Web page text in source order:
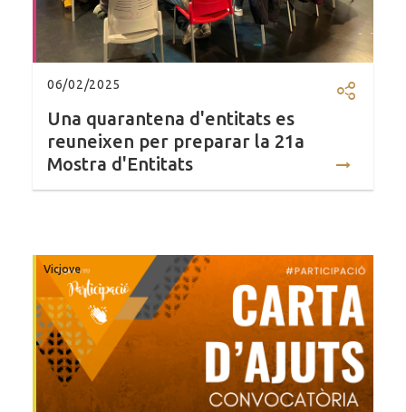
06/02/2025
Una quarantena d'entitats es
reuneixen per preparar la 21a
Mostra d'Entitats
Vicjove